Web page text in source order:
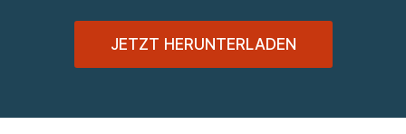
JETZT HERUNTERLADEN